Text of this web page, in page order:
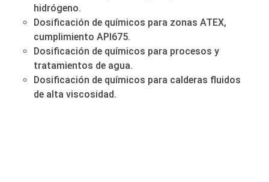
hidrógeno.
Dosificación de químicos para zonas ATEX,
cumplimiento API675.
Dosificación de químicos para procesos y
tratamientos de agua.
Dosificación de químicos para calderas fluidos
de alta viscosidad.